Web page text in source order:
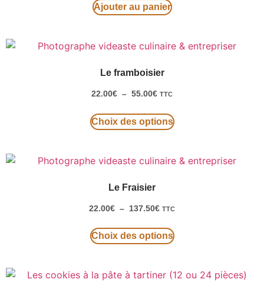
Ajouter au panier
Le framboisier
22.00€ – 55.00€ TTC
Choix des options
Le Fraisier
22.00€ – 137.50€ TTC
Choix des options